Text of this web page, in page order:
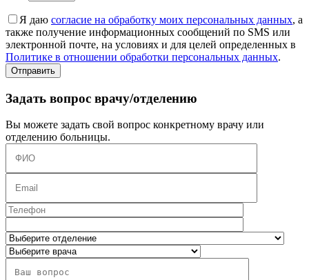
Я даю согласие на обработку моих персональных данных, а
также получение информационных сообщений по SMS или
электронной почте, на условиях и для целей определенных в
Политике в отношении обработки персональных данных.
Задать вопрос врачу/отделению
Вы можете задать свой вопрос конкретному врачу или
отделению больницы.